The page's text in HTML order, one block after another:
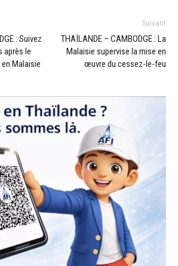
: Suivez
après le
Malaisie
Suivant
THAÏLANDE – CAMBODGE : La
Malaisie supervise la mise en
œuvre du cessez-le-feu